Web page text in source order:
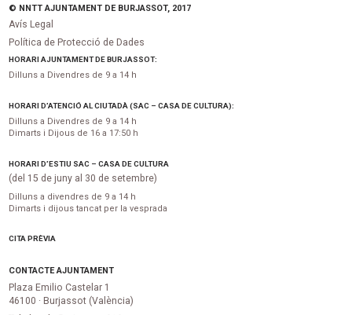
© NNTT AJUNTAMENT DE BURJASSOT, 2017
Avís Legal
Política de Protecció de Dades
HORARI AJUNTAMENT DE BURJASSOT:
Dilluns a Divendres de 9 a 14 h
HORARI D’ATENCIÓ AL CIUTADÀ (SAC – CASA DE CULTURA):
Dilluns a Divendres de 9 a 14 h
Dimarts i Dijous de 16 a 17:50 h
HORARI D’ESTIU SAC – CASA DE CULTURA
(del 15 de juny al 30 de setembre)
Dilluns a divendres de 9 a 14 h
Dimarts i dijous tancat per la vesprada
CITA PRÈVIA
CONTACTE AJUNTAMENT
Plaza Emilio Castelar 1
46100 · Burjassot (València)